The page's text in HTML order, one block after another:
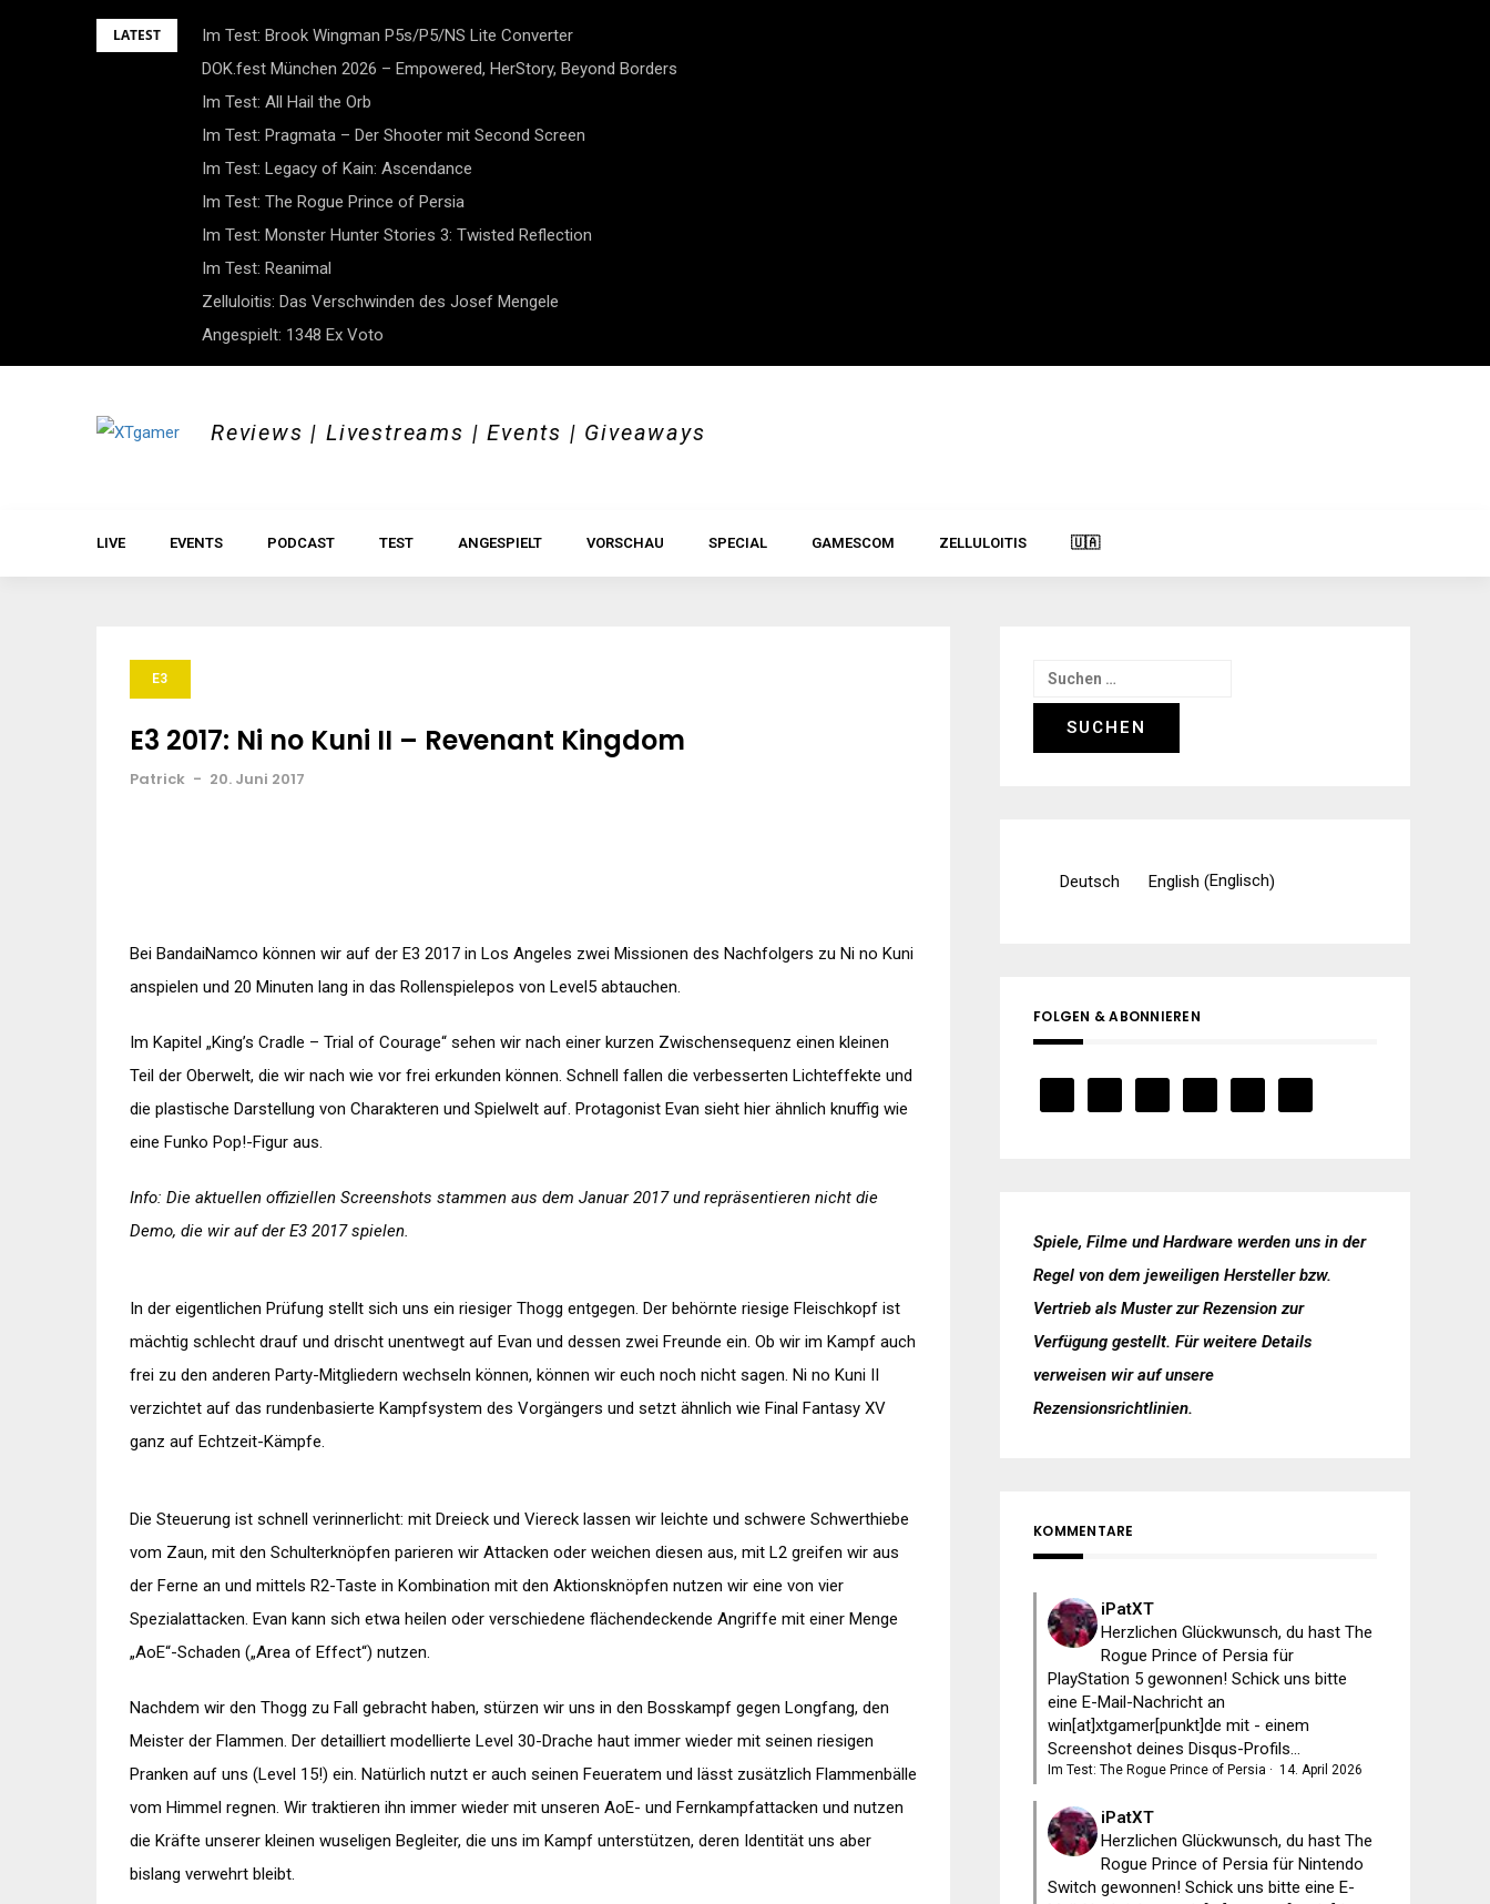
LATEST
Im Test: Brook Wingman P5s/P5/NS Lite Converter
DOK.fest München 2026 – Empowered, HerStory, Beyond Borders
Im Test: All Hail the Orb
Im Test: Pragmata – Der Shooter mit Second Screen
Im Test: Legacy of Kain: Ascendance
Im Test: The Rogue Prince of Persia
Im Test: Monster Hunter Stories 3: Twisted Reflection
Im Test: Reanimal
Zelluloitis: Das Verschwinden des Josef Mengele
Angespielt: 1348 Ex Voto
Reviews | Livestreams | Events | Giveaways
LIVE EVENTS PODCAST TEST ANGESPIELT VORSCHAU SPECIAL GAMESCOM ZELLULOITIS 🇺🇦
E3
E3 2017: Ni no Kuni II – Revenant Kingdom
Patrick - 20. Juni 2017
Bei BandaiNamco können wir auf der E3 2017 in Los Angeles zwei Missionen des Nachfolgers zu Ni no Kuni
anspielen und 20 Minuten lang in das Rollenspielepos von Level5 abtauchen.
Im Kapitel „King’s Cradle – Trial of Courage“ sehen wir nach einer kurzen Zwischensequenz einen kleinen
Teil der Oberwelt, die wir nach wie vor frei erkunden können. Schnell fallen die verbesserten Lichteffekte und
die plastische Darstellung von Charakteren und Spielwelt auf. Protagonist Evan sieht hier ähnlich knuffig wie
eine Funko Pop!-Figur aus.
Info: Die aktuellen offiziellen Screenshots stammen aus dem Januar 2017 und repräsentieren nicht die
Demo, die wir auf der E3 2017 spielen.
In der eigentlichen Prüfung stellt sich uns ein riesiger Thogg entgegen. Der behörnte riesige Fleischkopf ist
mächtig schlecht drauf und drischt unentwegt auf Evan und dessen zwei Freunde ein. Ob wir im Kampf auch
frei zu den anderen Party-Mitgliedern wechseln können, können wir euch noch nicht sagen. Ni no Kuni II
verzichtet auf das rundenbasierte Kampfsystem des Vorgängers und setzt ähnlich wie Final Fantasy XV
ganz auf Echtzeit-Kämpfe.
Die Steuerung ist schnell verinnerlicht: mit Dreieck und Viereck lassen wir leichte und schwere Schwerthiebe
vom Zaun, mit den Schulterknöpfen parieren wir Attacken oder weichen diesen aus, mit L2 greifen wir aus
der Ferne an und mittels R2-Taste in Kombination mit den Aktionsknöpfen nutzen wir eine von vier
Spezialattacken. Evan kann sich etwa heilen oder verschiedene flächendeckende Angriffe mit einer Menge
„AoE“-Schaden („Area of Effect“) nutzen.
Nachdem wir den Thogg zu Fall gebracht haben, stürzen wir uns in den Bosskampf gegen Longfang, den
Meister der Flammen. Der detailliert modellierte Level 30-Drache haut immer wieder mit seinen riesigen
Pranken auf uns (Level 15!) ein. Natürlich nutzt er auch seinen Feueratem und lässt zusätzlich Flammenbälle
vom Himmel regnen. Wir traktieren ihn immer wieder mit unseren AoE- und Fernkampfattacken und nutzen
die Kräfte unserer kleinen wuseligen Begleiter, die uns im Kampf unterstützen, deren Identität uns aber
bislang verwehrt bleibt.
Suchen
nach:
Deutsch English (Englisch)
FOLGEN & ABONNIEREN
Spiele, Filme und Hardware werden uns in der
Regel von dem jeweiligen Hersteller bzw.
Vertrieb als Muster zur Rezension zur
Verfügung gestellt. Für weitere Details
verweisen wir auf unsere
Rezensionsrichtlinien.
KOMMENTARE
iPatXT
Herzlichen Glückwunsch, du hast The
Rogue Prince of Persia für
PlayStation 5 gewonnen! Schick uns bitte
eine E-Mail-Nachricht an
win[at]xtgamer[punkt]de mit - einem
Screenshot deines Disqus-Profils...
Im Test: The Rogue Prince of Persia · 14. April 2026
iPatXT
Herzlichen Glückwunsch, du hast The
Rogue Prince of Persia für Nintendo
Switch gewonnen! Schick uns bitte eine E-